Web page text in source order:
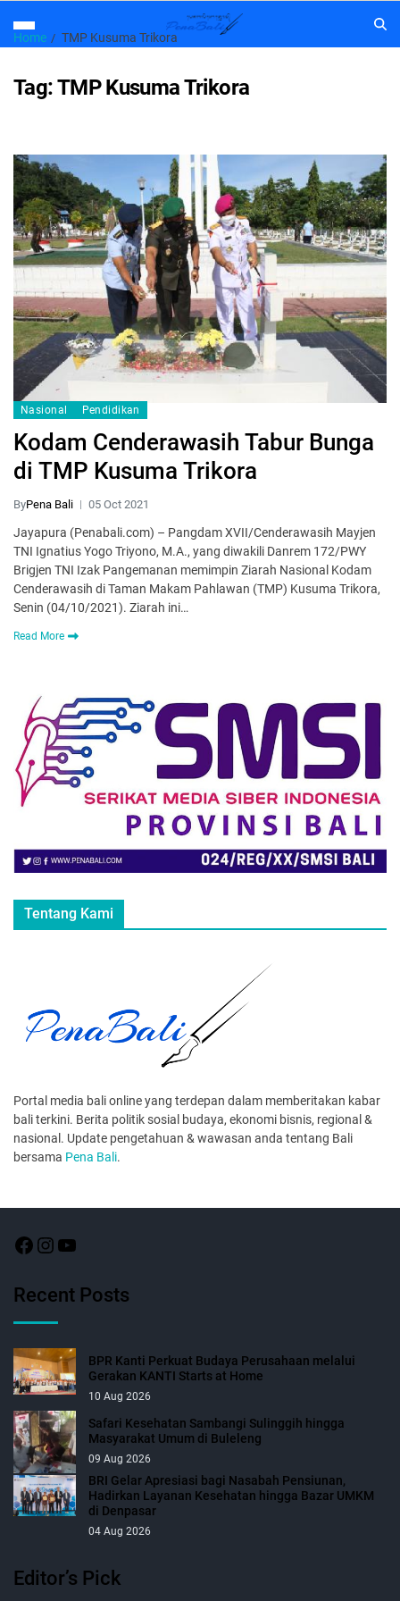
Home TMP Kusuma Trikora
Tag:TMP Kusuma Trikora
Nasional Pendidikan
Kodam Cenderawasih Tabur Bunga
di TMP Kusuma Trikora
ByPena Bali 05 Oct 2021
Jayapura (Penabali.com) – Pangdam XVII/Cenderawasih Mayjen
TNI Ignatius Yogo Triyono, M.A., yang diwakili Danrem 172/PWY
Brigjen TNI Izak Pangemanan memimpin Ziarah Nasional Kodam
Cenderawasih di Taman Makam Pahlawan (TMP) Kusuma Trikora,
Senin (04/10/2021). Ziarah ini…
Read More
Tentang Kami
Portal media bali online yang terdepan dalam memberitakan kabar
bali terkini. Berita politik sosial budaya, ekonomi bisnis, regional &
nasional. Update pengetahuan & wawasan anda tentang Bali
bersama Pena Bali.
Recent Posts
BPR Kanti Perkuat Budaya Perusahaan melalui
Gerakan KANTI Starts at Home
10 Aug 2026
Safari Kesehatan Sambangi Sulinggih hingga
Masyarakat Umum di Buleleng
09 Aug 2026
BRI Gelar Apresiasi bagi Nasabah Pensiunan,
Hadirkan Layanan Kesehatan hingga Bazar UMKM
di Denpasar
04 Aug 2026
Editor’s Pick